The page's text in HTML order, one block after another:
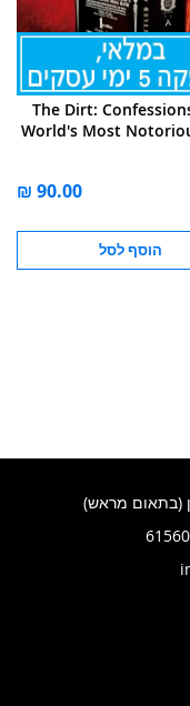
The Dirt:
World's Most
הוסף לסל